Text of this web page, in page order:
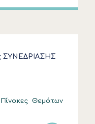
ΣΥΝΕΔΡΙΑΣΗΣ
Θεμάτων